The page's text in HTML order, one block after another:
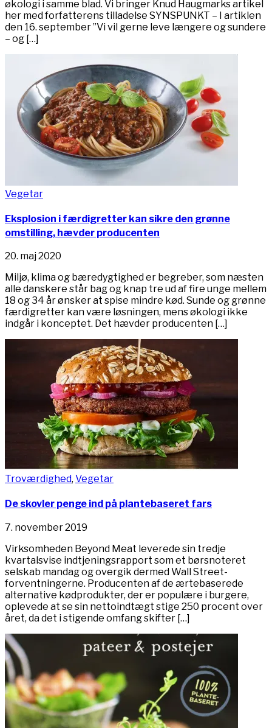
økologi i samme blad. Vi bringer Knud Haugmarks artikel
her med forfatterens tilladelse SYNSPUNKT – I artiklen
den 16. september ”Vi vil gerne leve længere og sundere
– og […]
Vegetar
Eksplosion i færdigretter kan sikre den grønne
omstilling, hævder producenten
20. maj 2020
Miljø, klima og bæredygtighed er begreber, som næsten
alle danskere står bag og knap tre ud af fire unge mellem
18 og 34 år ønsker at spise mindre kød. Sunde og grønne
færdigretter kan være løsningen, mens økologi ikke
indgår i konceptet. Det hævder producenten […]
Troværdighed, Vegetar
De skovler penge ind på plantebaseret fars
7. november 2019
Virksomheden Beyond Meat leverede sin tredje
kvartalsvise indtjeningsrapport som et børsnoteret
selskab mandag og overgik dermed Wall Street-
forventningerne. Producenten af de ​​ærtebaserede
alternative kødprodukter, der er populære i burgere,
oplevede at se sin nettoindtægt stige 250 procent over
året, da det i stigende omfang skifter […]